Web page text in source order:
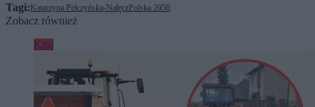
Tagi:Katarzyna Pełczyńska-NałęczPolska 2050
Zobacz również
Kraj